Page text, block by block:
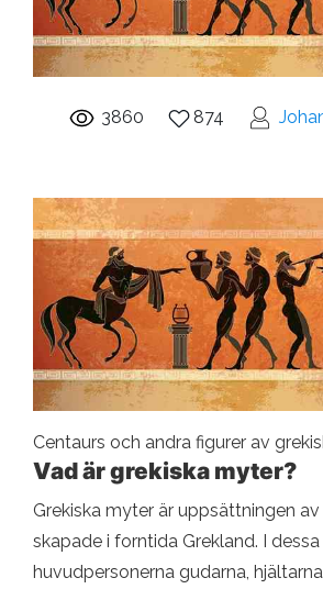
3860 874
Centaurs och andra figurer av
Vad är grekiska myter?
Grekiska myter är uppsättningen
skapade i forntida Grekland. I
huvudpersonerna gudarna,